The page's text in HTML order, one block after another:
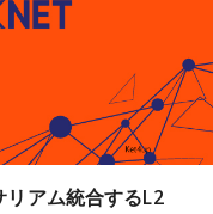
アム統合するL2